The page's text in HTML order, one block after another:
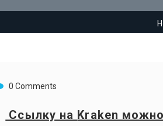
0 Comments
Ссылку на Kraken